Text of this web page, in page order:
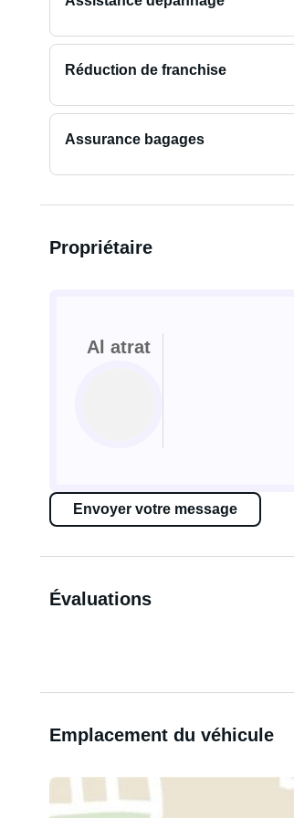
Réduction de franchise
Assurance bagages
Propriétaire
Al atrat
Envoyer votre message
Évaluations
Emplacement du véhicule